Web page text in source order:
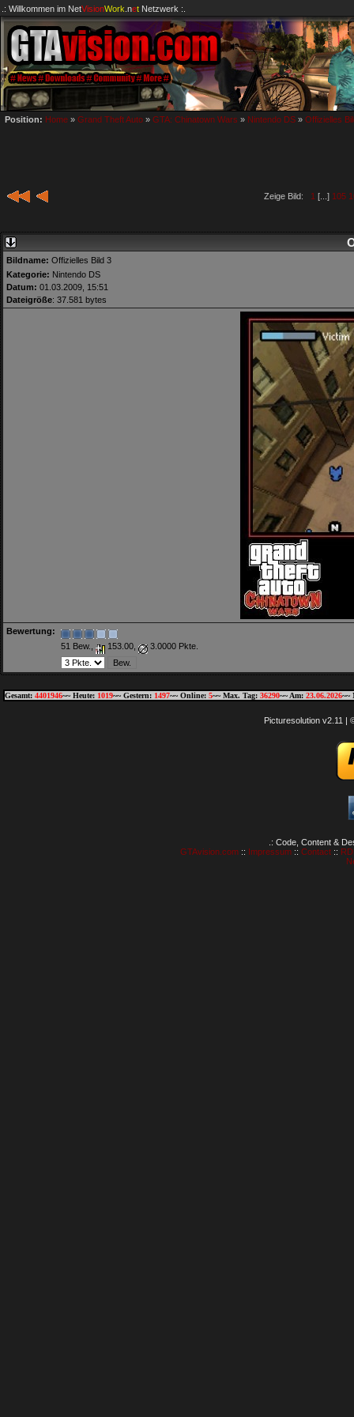
.: Willkommen im NetVisionWork .netNetzwerk :.
Position: Home » Grand Theft Auto » GTA: Chinatown Wars » Nintendo DS » Offizielles
Zeige Bild: 1 [...] 105
Bildname: Offizielles Bild 3
Kategorie: Nintendo DS
Datum: 01.03.2009, 15:51
Dateigröße: 37.581 bytes
Bewertung:
51 Bew.,
153.00, 3.0000 Pkte.
Gesamt: 4401946~~ Heute: 1019~~ Gestern: 1497~~ Online: 5~~ Max. Tag: 36290~~ Am: 23.06.2026~~
Picturesolution v2.11 |
.: Code, Content &
GTAvision.com:: Impressum:: Contact::